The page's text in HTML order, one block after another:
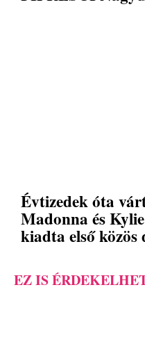
Évtizedek óta
Madonna és
kiadta első közös
EZ IS